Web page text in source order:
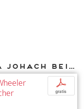
Weitere Texte von Eva Johach bei DIAPHANES
p
gratis